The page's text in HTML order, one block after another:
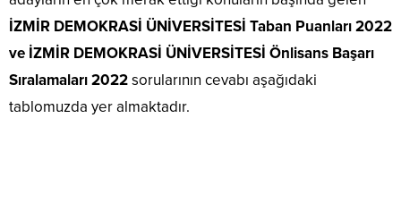
İZMİR DEMOKRASİ ÜNİVERSİTESİ Taban Puanları 2022
ve İZMİR DEMOKRASİ ÜNİVERSİTESİ Önlisans Başarı
Sıralamaları 2022sorularının cevabı aşağıdaki
tablomuzda yer almaktadır.